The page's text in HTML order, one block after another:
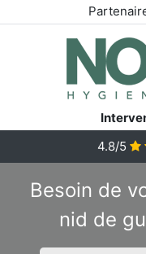
4.8/5
Besoin de
nid de